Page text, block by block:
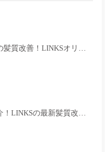
自宅でサロン品質の髪質改善！LINKSオリジナル「THE RaDIXシャンプー＆トリートメント」のご紹介
新メニューのご紹介！LINKSの最新髪質改善カラーメニューが登場！